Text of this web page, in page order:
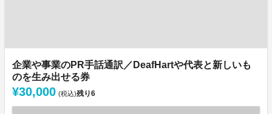
企業や事業のPR手話通訳／DeafHartや代表と新しいも
のを生み出せる券
¥30,000 (税込)残り6